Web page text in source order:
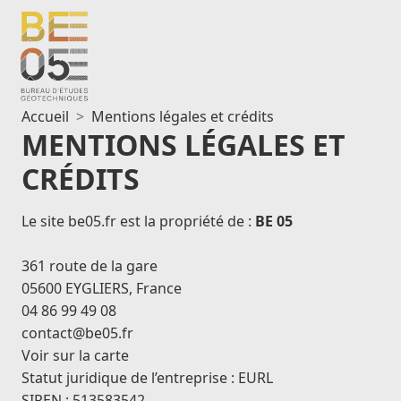
Aller
au
contenu
Accueil Mentions légales et crédits
MENTIONS LÉGALES ET
CRÉDITS
Le site be05.fr est la propriété de : BE 05
361 route de la gare
05600 EYGLIERS, France
04 86 99 49 08
contact@be05.fr
Voir sur la carte
Statut juridique de l’entreprise : EURL